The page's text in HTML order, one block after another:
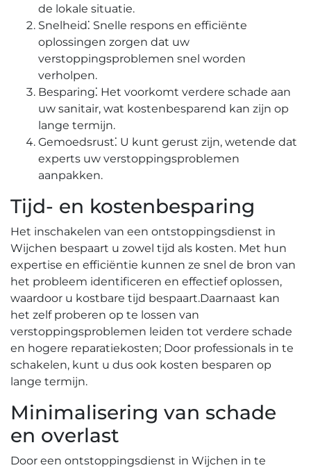
de lokale situatie.​
Snelheid⁚ Snelle respons en efficiënte
oplossingen zorgen dat uw
verstoppingsproblemen snel worden
verholpen.​
Besparing⁚ Het voorkomt verdere schade aan
uw sanitair, wat kostenbesparend kan zijn op
lange termijn.
Gemoedsrust⁚ U kunt gerust zijn, wetende dat
experts uw verstoppingsproblemen
aanpakken.​
Tijd- en kostenbesparing
Het inschakelen van een ontstoppingsdienst in
Wijchen bespaart u zowel tijd als kosten. Met hun
expertise en efficiëntie kunnen ze snel de bron van
het probleem identificeren en effectief oplossen,
waardoor u kostbare tijd bespaart.​ Daarnaast kan
het zelf proberen op te lossen van
verstoppingsproblemen leiden tot verdere schade
en hogere reparatiekosten; Door professionals in te
schakelen, kunt u dus ook kosten besparen op
lange termijn.​
Minimalisering van schade
en overlast
Door een ontstoppingsdienst in Wijchen in te